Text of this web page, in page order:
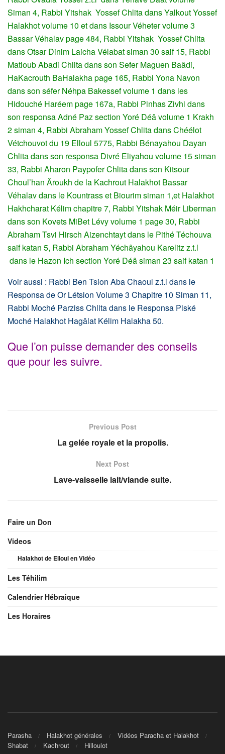
Siman 4, Rabbi Yitshak Yossef Chlita dans Yalkout Yossef
Halakhot volume 10 et dans Issour Véheter volume 3
Bassar Véhalav page 484, Rabbi Yitshak Yossef Chlita
dans Otsar Dinim Laicha Vélabat siman 30 saif 15, Rabbi
Matloub Abadi Chlita dans son Sefer Maguen Baâdi,
HaKacrouth BaHalakha page 165, Rabbi Yona Navon
dans son séfer Néhpa Bakessef volume 1 dans les
Hidouché Haréem page 167a, Rabbi Pinhas Zivhi dans
son responsa Adné Paz section Yoré Déâ volume 1 Krakh
2 siman 4, Rabbi Abraham Yossef Chlita dans Chéélot
Vétchouvot du 19 Elloul 5775, Rabbi Bénayahou Dayan
Chlita dans son responsa Divré Eliyahou volume 15 siman
33, Rabbi Aharon Paypofer Chlita dans son Kitsour
Choul’han Âroukh de la Kachrout Halakhot Bassar
Véhalav dans le Kountrass et Biourim siman 1,et Halakhot
Hakhcharat Kélim chapitre 7, Rabbi Yitshak Méir Liberman
dans son Kovets MiBet Lévy volume 1 page 30, Rabbi
Abraham Tsvi Hirsch Aizenchtayt dans le Pithé Téchouva
saif katan 5, Rabbi Abraham Yéchâyahou Karelitz z.t.l
dans le Hazon Ich section Yoré Déâ siman 23 saif katan 1
Voir aussi : Rabbi Ben Tsion Aba Chaoul z.t.l dans le
Responsa de Or Létsion Volume 3 Chapitre 10 Siman 11,
Rabbi Moché Parziss Chlita dans le Responsa Piské
Moché Halakhot Hagâlat Kélim Halakha 50.
Que l’on puisse demander des conseils
que pour les suivre.
Previous Post
La gelée royale et la propolis.
Next Post
Lave-vaisselle lait/viande suite.
Faire un Don
Videos
Halakhot de Elloul en Vidéo
Les Téhilim
Calendrier Hébraique
Les Horaires
Parasha Halakhot générales
Vidéos Paracha et Halakhot
Shabat
Kachrout Hilloulot